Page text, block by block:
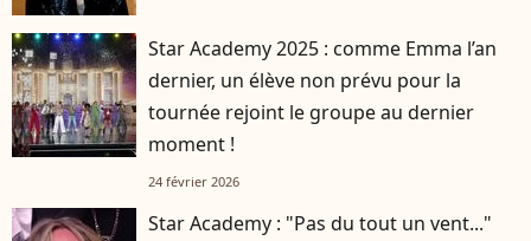
Star Academy 2025 : comme Emma l’an
dernier, un élève non prévu pour la
tournée rejoint le groupe au dernier
moment !
24 février 2026
Star Academy : "Pas du tout un vent..."